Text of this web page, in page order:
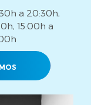
a 20:30h,
15:00h a